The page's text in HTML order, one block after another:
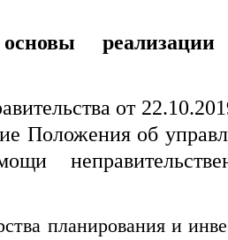
реализации
от
Положения об
планирования и